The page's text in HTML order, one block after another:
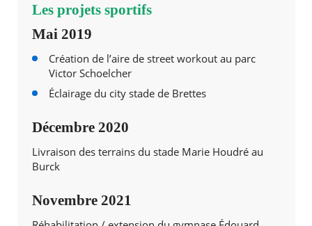
Les projets sportifs
Mai 2019
Création de l’aire de street workout au parc
Victor Schoelcher
Éclairage du city stade de Brettes
Décembre 2020
Livraison des terrains du stade Marie Houdré au
Burck
Novembre 2021